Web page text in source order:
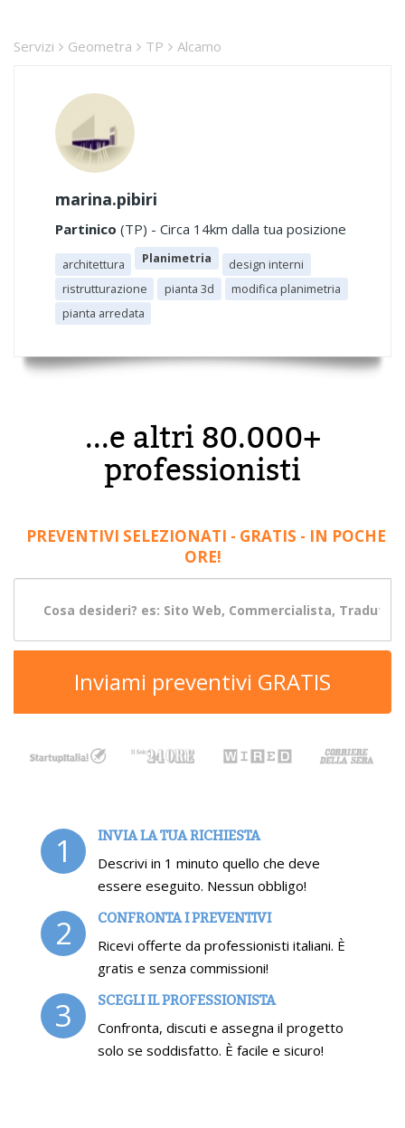
Servizi Geometra TP Alcamo
marina.pibiri
Partinico (TP) - Circa 14km dalla tua posizione
architettura Planimetria
design interni
ristrutturazione
pianta 3d
modifica planimetria
pianta arredata
...e altri 80.000+
professionisti
PREVENTIVI SELEZIONATI - GRATIS - IN POCHE
ORE!
Inviami preventivi GRATIS
1 INVIA LA TUA RICHIESTA
Descrivi in 1 minuto quello che deve
essere eseguito. Nessun obbligo!
2 CONFRONTA I PREVENTIVI
Ricevi offerte da professionisti italiani. È
gratis e senza commissioni!
3 SCEGLI IL PROFESSIONISTA
Confronta, discuti e assegna il progetto
solo se soddisfatto. È facile e sicuro!